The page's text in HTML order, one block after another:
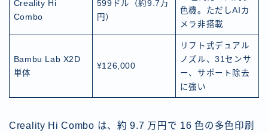
Creality Hi
Combo
599ドル（約9.7万
円）
色機。ただしAIカ
メラ非搭載
Bambu Lab X2D
単体
¥126,000
リフト式デュアル
ノズル、31センサ
ー、サポート除去
に強い
Creality Hi Combo は、約 9.7 万円で 16 色の多色印刷